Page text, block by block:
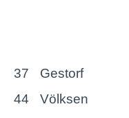
37
Gestorf
44
Völksen